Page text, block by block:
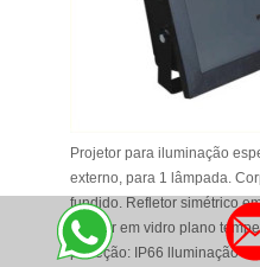
Projetor para iluminação
externo, para 1 lâmpada.
fundido. Refletor simétrico
Difusor em vidro plano
proteção: IP66 lluminação